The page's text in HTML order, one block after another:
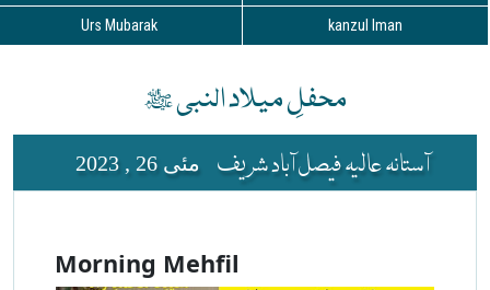
Urs Mubarak kanzul Iman
محفلِ میلاد النبی ﷺ
مئی 26 , 2023 آستانہ عالیہ فیصل آباد شریف
Morning Mehfil